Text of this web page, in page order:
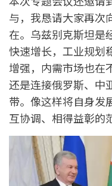
与，我恳请大家再次
在。乌兹别克斯坦是
快速增长，工业规划
增强，内需市场也在
还是连接俄罗斯、中
带。像这样将自身发
互协调、相得益彰的